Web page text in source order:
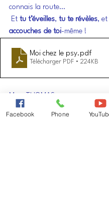
connais la route…
Et tu t’éveilles, tu te révèles, et
accouches de toi-même !
Moi chez le psy.pdf
Télécharger PDF • 224KB
parole-semee@orange.fr
Facebook Phone